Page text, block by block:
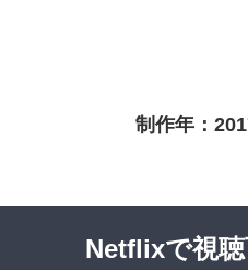
制作年：
Netflixで視